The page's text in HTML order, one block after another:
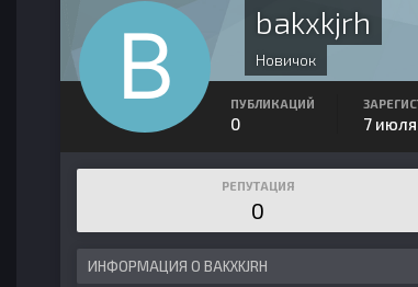
bakxkjrh
Новичок
ПУБЛИКАЦИЙ
0 7 июля
РЕПУТАЦИЯ
0
ИНФОРМАЦИЯ О BAKXKJRH